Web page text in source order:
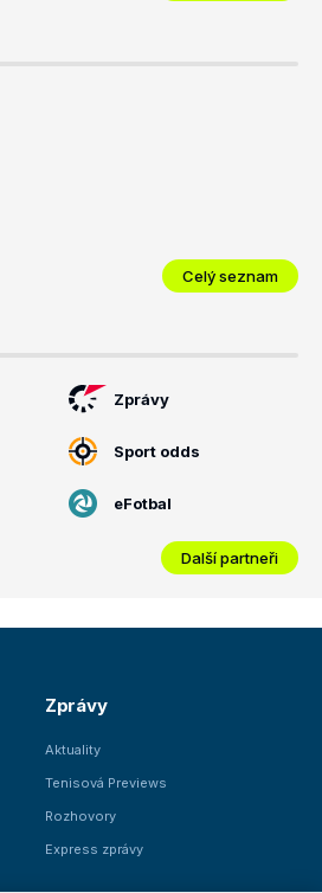
Celý seznam
Zprávy
Sport odds
eFotbal
Další partneři
Zprávy
Aktuality
Tenisová Previews
Rozhovory
Express zprávy